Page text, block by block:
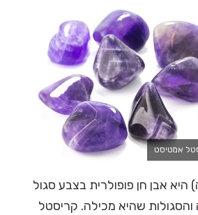
אמטיסט
אבן חן פופולרית בצבע סגול
והסגולות שהיא מכילה. קריסטל